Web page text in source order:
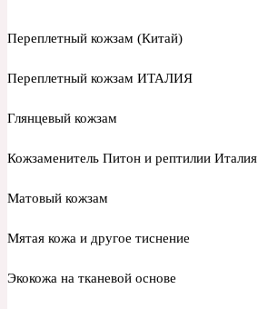
Переплетный кожзам (Китай)
Переплетный кожзам ИТАЛИЯ
Глянцевый кожзам
Кожзаменитель Питон и рептилии Италия
Матовый кожзам
Мятая кожа и другое тиснение
Экокожа на тканевой основе